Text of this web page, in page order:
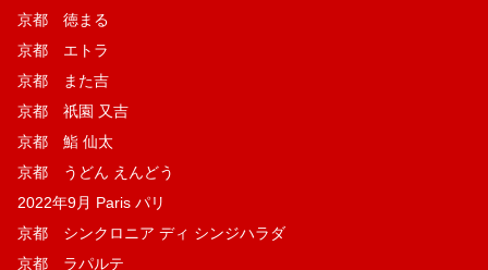
京都 徳まる
京都 エトラ
京都 また吉
京都 祇園 又吉
京都 鮨 仙太
京都 うどん えんどう
2022年9月 Paris パリ
京都 シンクロニア ディ シンジハラダ
京都 ラパルテ